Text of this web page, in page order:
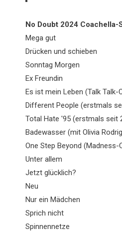
No Doubt 2024 Coachella-
Mega gut
Drücken und schieben
Sonntag Morgen
Ex Freundin
Es ist mein Leben (Talk Talk-
Different People (erstmals
Total Hate '95 (erstmals seit
Badewasser (mit Olivia
One Step Beyond (Madness-
Unter allem
Jetzt glücklich?
Neu
Nur ein Mädchen
Sprich nicht
Spinnennetze